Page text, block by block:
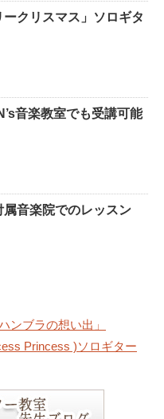
ークリスマス」ソロギタ
音楽教室でも受講可能
属音楽院でのレッスン
ンブラの想い出」
Princess )ソロギター